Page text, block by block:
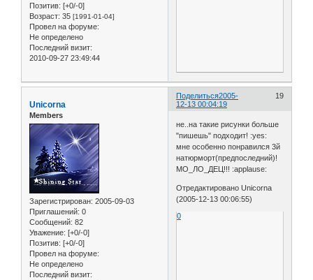
Позитив: [+0/-0]
Возраст: 35 [1991-01-04]
Провел на форуме:
Не определено
Последний визит:
2010-09-27 23:49:44
Поделиться 19
2005-
12-13 00:04:19
Unicorna
Members
Зарегистрирован: 2005-09-03
Приглашений: 0
Сообщений: 82
Уважение: [+0/-0]
Позитив: [+0/-0]
Провел на форуме:
Не определено
Последний визит:
не..на такие рисунки больше
"пишешь" подходит! :yes:
мне особенно понравился 3й
натюрморт(предпоследний)!
МО_ЛО_ДЕЦ!!! :applause:
Отредактировано Unicorna
(2005-12-13 00:06:55)
0